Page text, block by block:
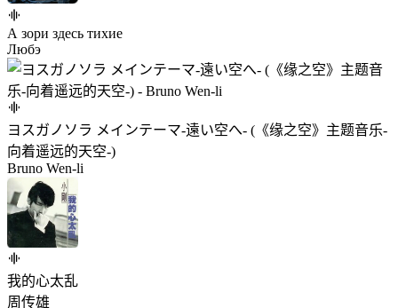
А зори здесь тихие
Любэ
ヨスガノソラ メインテーマ-遠い空へ- (《缘之空》主题音乐-
向着遥远的天空-)
Bruno Wen-li
我的心太乱
周传雄